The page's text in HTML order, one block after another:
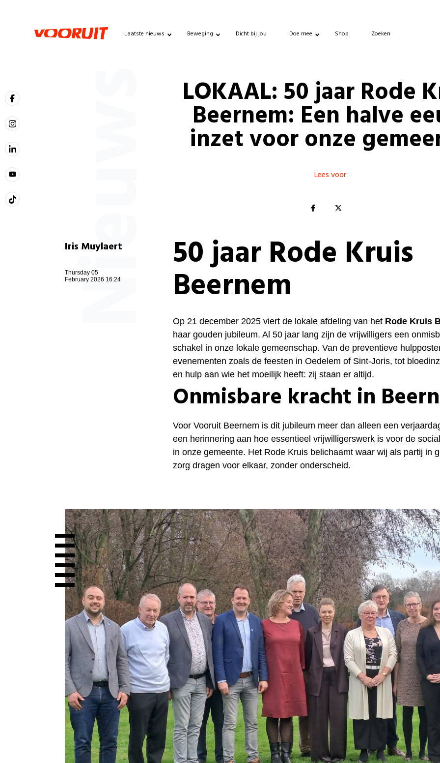
Laatste nieuws Beweging Dicht bij jou Doe mee Shop Zoeken
NieuwsLOKAAL: 50 jaar Rode
Beernem: Een halve
inzet voor onze
Lees voor
Iris Muylaert
Thursday 05
February 2026 16:24
50 jaar Rode Kruis
Beernem
Op 21 december 2025 viert de lokale afdeling van het Rode Kruis
haar gouden jubileum. Al 50 jaar lang zijn de vrijwilligers een
schakel in onze lokale gemeenschap. Van de preventieve
evenementen zoals de feesten in Oedelem of Sint-Joris, tot
en hulp aan wie het moeilijk heeft: zij staan er altijd.
Onmisbare kracht in
Voor Vooruit Beernem is dit jubileum meer dan alleen een
een herinnering aan hoe essentieel vrijwilligerswerk is voor de
in onze gemeente. Het Rode Kruis belichaamt waar wij als partij in
zorg dragen voor elkaar, zonder onderscheid.